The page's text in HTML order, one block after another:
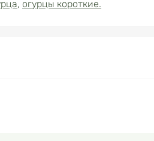
, огурцы короткие.